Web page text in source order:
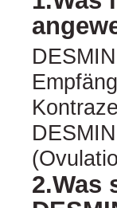
2.Was